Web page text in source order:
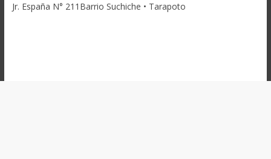
Jr. España N° 211Barrio Suchiche • Tarapoto